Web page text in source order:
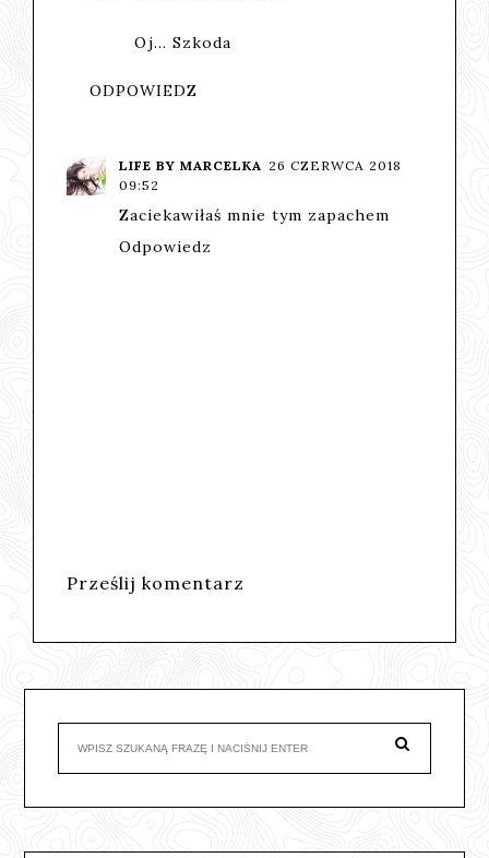
Oj... Szkoda
ODPOWIEDZ
LIFE BY MARCELKA 26 CZERWCA 2018
09:52
Zaciekawiłaś mnie tym zapachem
Odpowiedz
Prześlij komentarz